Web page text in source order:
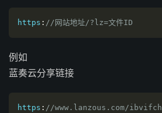
https : //网站地址/?lz=文件ID
例如
蓝奏云分享链接
https : //www.lanzous.com/ibvifch